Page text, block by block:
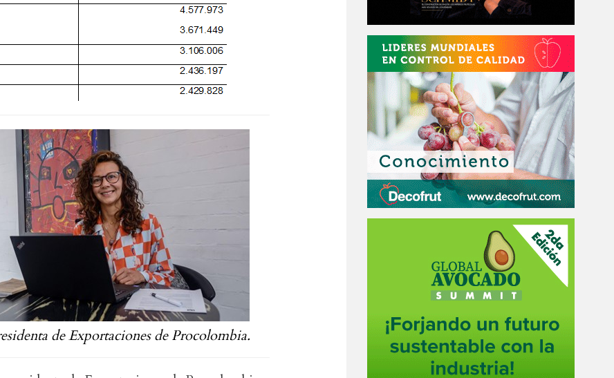
de Exportaciones de Procolombia.